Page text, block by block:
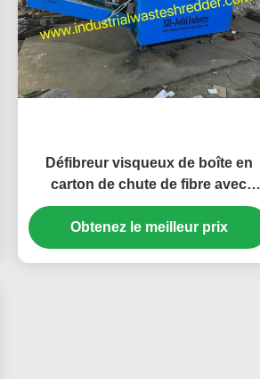
Défibreur visqueux de boîte en
carton de chute de fibre avec
tourner la conception tordue de
couteau
Obtenez le meilleur prix